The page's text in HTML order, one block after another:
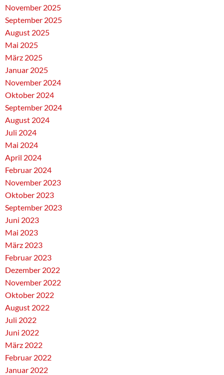
November 2025
September 2025
August 2025
Mai 2025
März 2025
Januar 2025
November 2024
Oktober 2024
September 2024
August 2024
Juli 2024
Mai 2024
April 2024
Februar 2024
November 2023
Oktober 2023
September 2023
Juni 2023
Mai 2023
März 2023
Februar 2023
Dezember 2022
November 2022
Oktober 2022
August 2022
Juli 2022
Juni 2022
März 2022
Februar 2022
Januar 2022